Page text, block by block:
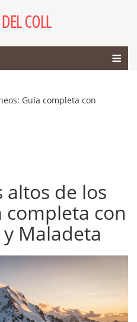
COLL
Guía completa con
altos de los
completa con
Maladeta